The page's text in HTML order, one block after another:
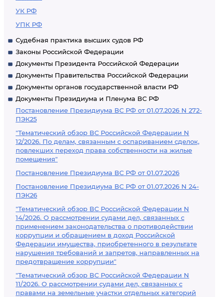
УК РФ
УПК РФ
Судебная практика высших судов РФ
Законы Российской Федерации
Документы Президента Российской Федерации
Документы Правительства Российской Федерации
Документы органов государственной власти РФ
Документы Президиума и Пленума ВС РФ
Постановление Президиума ВС РФ от 01.07.2026 N 272-
ПЭК25
"Тематический обзор ВС Российской Федерации N
12/2026. По делам, связанным с оспариванием сделок,
повлекших переход права собственности на жилые
помещения"
Постановление Президиума ВС РФ от 01.07.2026
Постановление Президиума ВС РФ от 01.07.2026 N 24-
ПЭК26
"Тематический обзор ВС Российской Федерации N
14/2026. О рассмотрении судами дел, связанных с
применением законодательства о противодействии
коррупции и обращением в доход Российской
Федерации имущества, приобретенного в результате
нарушения требований и запретов, направленных на
предотвращение коррупции"
"Тематический обзор ВС Российской Федерации N
11/2026. О рассмотрении судами дел, связанных с
правами на земельные участки отдельных категорий